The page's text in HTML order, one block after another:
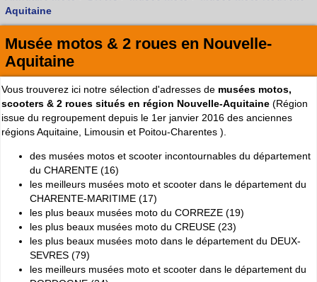
Vous recherchez un garageMOTO ouSCOOTER?
Quoi :
Où :
Trouver un garage Moto !
Recherche avancée
Retrouvez dans votre VILLE
Cliquer sur la 1ere lettre du nom de votre ville pour voir notre
SÉLECTION d'adresses :
B C D (83) E
(52) I (31) J K L(458) M
(295)
N
(47) P(227) Q R S T U
(201) W(22) X(1) Y (13)
Aquitaine
Musée motos & 2 roues en Nouvelle-
Aquitaine
Vous trouverez ici notre sélection d'adresses de musées motos,
scooters & 2 roues situés en région Nouvelle-Aquitaine (Région
issue du regroupement depuis le 1er janvier 2016 des anciennes
régions Aquitaine, Limousin et Poitou-Charentes ).
des musées motos et scooter incontournables du département
du CHARENTE (16)
les meilleurs musées moto et scooter dans le département du
CHARENTE-MARITIME (17)
les plus beaux musées moto du CORREZE (19)
les plus beaux musées moto du CREUSE (23)
les plus beaux musées moto dans le département du DEUX-
SEVRES (79)
les meilleurs musées moto et scooter dans le département du